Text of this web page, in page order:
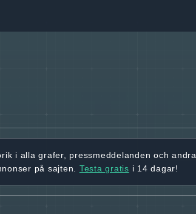
i alla grafer, pressmeddelanden och andra
på sajten. Testa gratis i 14 dagar!